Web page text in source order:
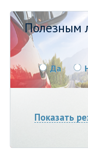
Полезным
Да
Показать